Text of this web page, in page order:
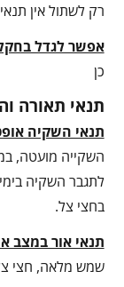
רק לשתול אין
אפשר לגדל
כן
תנאי תאורה
תנאי השקיה
השקייה מועטה,
לתגבר השקיה
בחצי צל.
תנאי אור במצב
שמש מלאה, חצי